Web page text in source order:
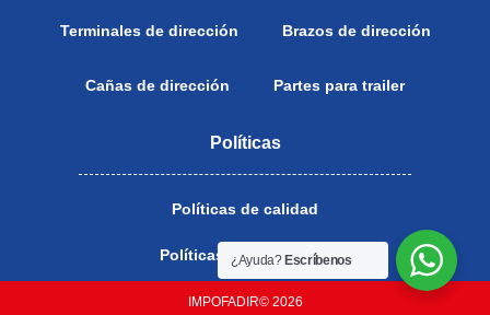
Terminales de dirección Brazos de dirección
Cañas de dirección Partes para trailer
Políticas
Políticas de calidad
Políticas de privacidad
IMPOFADIR© 2026
¿Ayuda? Escríbenos